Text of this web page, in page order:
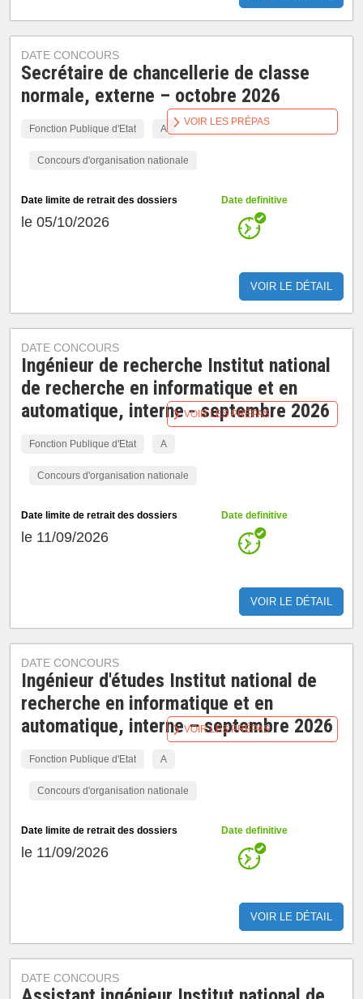
DATE CONCOURS
Secrétaire de chancellerie de classe
normale, externe – octobre 2026
Fonction Publique d'Etat A
Concours d'organisation nationale
Date limite de retrait des dossiers
le 05/10/2026
Date definitive
VOIR LE DÉTAIL
VOIR LES PRÉPAS
DATE CONCOURS
Ingénieur de recherche Institut national
de recherche en informatique et en
automatique, interne - septembre 2026
Fonction Publique d'Etat A
Concours d'organisation nationale
Date limite de retrait des dossiers
le 11/09/2026
Date definitive
VOIR LE DÉTAIL
VOIR LES PRÉPAS
DATE CONCOURS
Ingénieur d'études Institut national de
recherche en informatique et en
automatique, interne – septembre 2026
Fonction Publique d'Etat A
Concours d'organisation nationale
Date limite de retrait des dossiers
le 11/09/2026
Date definitive
VOIR LE DÉTAIL
VOIR LES PRÉPAS
DATE CONCOURS